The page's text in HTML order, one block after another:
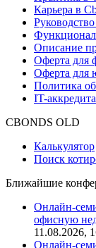
Для
О нас
Практика в
Карьера в
Описание
Оферта для
IT-
Поиск
Ближайшие